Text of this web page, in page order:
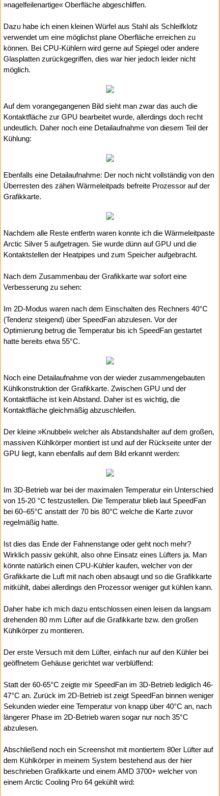
»nagelfeilenartige« Oberfläche abgeschliffen.
Dazu habe ich einen kleinen Würfel aus Stahl als Schleifklotz
verwendet um eine möglichst plane Oberfläche erreichen zu
können. Bei CPU-Kühlern wird gerne auf Spiegel oder andere
Glasplatten zurückgegriffen, dies war hier jedoch leider nicht
möglich.
Auf dem vorangegangenen Bild sieht man zwar das auch die
Kontaktfläche zur GPU bearbeitet wurde, allerdings doch recht
undeutlich. Daher noch eine Detailaufnahme von diesem Teil der
Kühlung:
Ebenfalls eine Detailaufnahme: Der noch nicht vollständig von den
Überresten des zähen Wärmeleitpads befreite Prozessor auf der
Grafikkarte.
Nachdem alle Reste entfertn waren konnte ich die Wärmeleitpaste
Arctic Silver 5 aufgetragen. Sie wurde dünn auf GPU und die
Kontaktstellen der Heatpipes und zum Speicher aufgebracht.
Nach dem Zusammenbau der Grafikkarte war sofort eine
Verbesserung zu sehen:
Im 2D-Modus waren nach dem Einschalten des Rechners 40°C
(Tendenz steigend) über SpeedFan abzulesen. Vor der
Optimierung betrug die Temperatur bis ich SpeedFan gestartet
hatte bereits etwa 55°C.
Noch eine Detailaufnahme von der wieder zusammengebauten
Kühlkonstruktion der Grafikkarte. Zwischen GPU und der
Kontaktfläche ist kein Abstand. Daher ist es wichtig, die
Kontaktfläche gleichmäßig abzuschleifen.
Der kleine »Knubbel« welcher als Abstandshalter auf dem großen,
massiven Kühlkörper montiert ist und auf der Rückseite unter der
GPU liegt, kann ebenfalls auf dem Bild erkannt werden:
Im 3D-Betrieb war bei der maximalen Temperatur ein Unterschied
von 15-20 °C festzustellen. Die Temperatur blieb laut SpeedFan
bei 60–65°C anstatt der 70 bis 80°C welche die Karte zuvor
regelmäßig hatte.
Ist dies das Ende der Fahnenstange oder geht noch mehr?
Wirklich passiv gekühlt, also ohne Einsatz eines Lüfters ja. Man
könnte natürlich einen CPU-Kühler kaufen, welcher von der
Grafikkarte die Luft mit nach oben absaugt und so die Grafikkarte
mitkühlt, dabei allerdings den Prozessor weniger gut kühlen kann.
Daher habe ich mich dazu entschlossen einen leisen da langsam
drehenden 80 mm Lüfter auf die Grafikkarte bzw. den großen
Kühlkörper zu montieren.
Der erste Versuch mit dem Lüfter, einfach nur auf den Kühler bei
geöffnetem Gehäuse gerichtet war verblüffend:
Statt der 60-65°C zeigte mir SpeedFan im 3D-Betrieb lediglich 46-
47°C an. Zurück im 2D-Betrieb ist zeigt SpeedFan binnen weniger
Sekunden wieder eine Temperatur von knapp über 40°C an, nach
längerer Phase im 2D-Betrieb waren sogar nur noch 35°C
abzulesen.
Abschließend noch ein Screenshot mit montiertem 80er Lüfter auf
dem Kühlkörper in meinem System bestehend aus der hier
beschrieben Grafikkarte und einem AMD 3700+ welcher von
einem Arctic Cooling Pro 64 gekühlt wird: